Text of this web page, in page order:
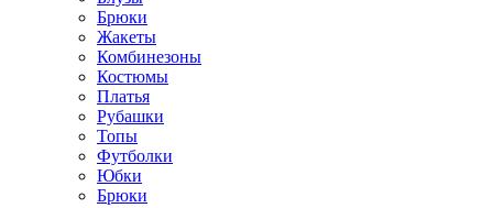
Брюки
Жакеты
Комбинезоны
Костюмы
Платья
Рубашки
Топы
Футболки
Юбки
Брюки